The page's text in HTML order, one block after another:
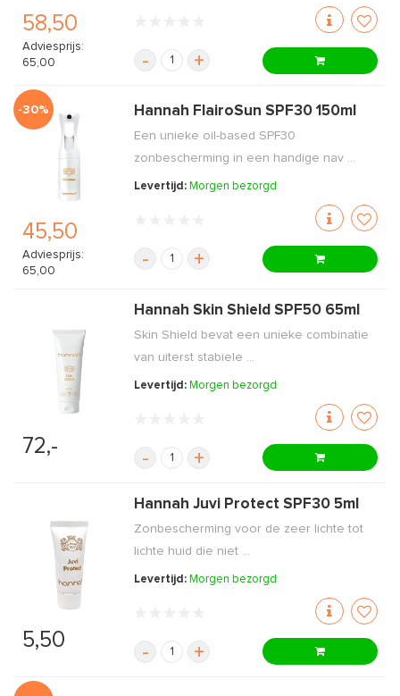
58,50
Adviesprijs:
65,00
- +
-30%
45,50
Adviesprijs:
65,00
Hannah FlairoSun SPF30 150ml
Een unieke oil-based SPF30
zonbescherming in een handige nav ...
Levertijd: Morgen bezorgd
- +
72,-
Hannah Skin Shield SPF50 65ml
Skin Shield bevat een unieke combinatie
van uiterst stabiele ...
Levertijd: Morgen bezorgd
- +
5,50
Hannah Juvi Protect SPF30 5ml
Zonbescherming voor de zeer lichte tot
lichte huid die niet ...
Levertijd: Morgen bezorgd
- +